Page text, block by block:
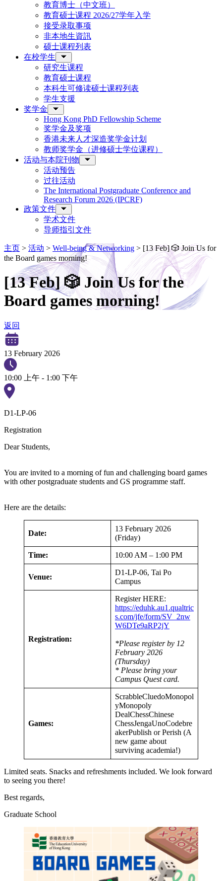
教育博士（中文班）
教育硕士课程 2026/27学年入学
接受录取事项
非本地生資訊
硕士课程列表
在校学生
研究生课程
教育硕士课程
本科生可修读硕士课程列表
学生支援
奖学金
Hong Kong PhD Fellowship Scheme
奖学金及奖项
香港未来人才深造奖学金计划
教师奖学金（进修硕士学位课程）
活动与本院刊物
活动预告
过往活动
The International Postgraduate Conference and
Research Forum 2026 (IPCRF)
政策文件
学术文件
导师指引文件
主页 > 活动 > Well-being & Networking > [13 Feb] 🎲 Join Us for
the Board games morning!
[13 Feb] 🎲 Join Us for the
Board games morning!
返回
13 February 2026
10:00 上午 - 1:00 下午
D1-LP-06
Registration
Dear Students,
You are invited to a morning of fun and challenging board games
with other postgraduate students and GS programme staff.
Here are the details:
Date:
13 February 2026
(Friday)
Time: 10:00 AM – 1:00 PM
Venue:
D1-LP-06, Tai Po
Campus
Registration:
Register HERE:
https://eduhk.au1.qualtric
s.com/jfe/form/SV_2nw
W6DTe9aRP2jY
*Please register by 12
February 2026
(Thursday)
* Please bring your
Campus Quest card.
Games:
ScrabbleCluedoMonopol
yMonopoly
DealChessChinese
ChessJengaUnoCodebre
akerPublish or Perish (A
new game about
surviving academia!)
Limited seats. Snacks and refreshments included. We look forward
to seeing you there!
Best regards,
Graduate School